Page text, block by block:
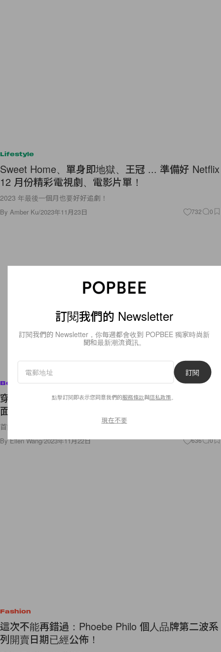
Lifestyle
Sweet Home、單身即地獄、王冠 ... 準備好 Netflix
12 月份精彩電視劇、電影片單！
2023 年最後一個月也要好好追劇！
By Amber Ku/2023年11月23日 732 0
Beauty
穿梭時空裡的漫漫色彩：Popbee 在首爾，初次見
面 CHANEL Beauty 全新創作團隊！
首爾的冬日暖陽灑進展覽的落地窗，每一個空間都好美！
ByEllen Wang/2023年11月22日 636 0
Fashion
這次不能再錯過：Phoebe Philo 個人品牌第二波系
列開賣日期已經公佈！
訂閱我們的 Newsletter
訂閱我們的 Newsletter，你每週都會收到 POPBEE 獨家時尚新
聞和最新潮流資訊。
訂閱
點擊訂閱即表示您同意我們的服務條款與隱私政策
現在不要